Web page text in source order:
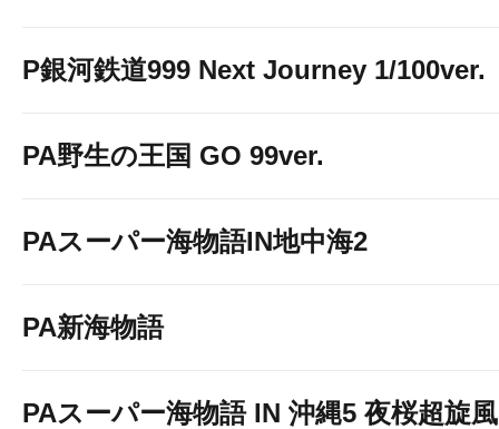
P銀河鉄道999 Next Journey 1/100ver.
PA野生の王国 GO 99ver.
PAスーパー海物語IN地中海2
PA新海物語
PAスーパー海物語 IN 沖縄5 夜桜超旋